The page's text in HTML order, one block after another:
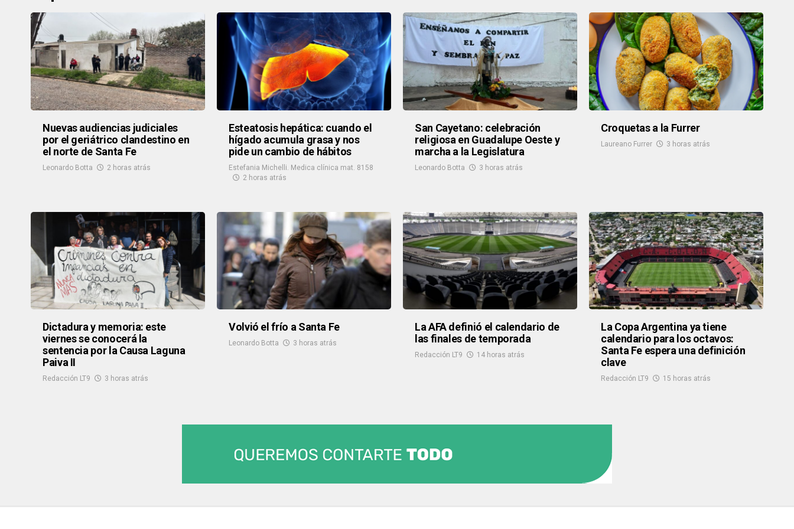
Nuevas audiencias judiciales
por el geriátrico clandestino en
el norte de Santa Fe
Leonardo Botta 2 horas atrás
Esteatosis hepática: cuando el
hígado acumula grasa y nos
pide un cambio de hábitos
Estefania Michelli. Medica clínica mat. 8158
2 horas atrás
San Cayetano: celebración
religiosa en Guadalupe Oeste y
marcha a la Legislatura
Leonardo Botta 3 horas atrás
Croquetas a la Furrer
Laureano Furrer 3 horas atrás
Dictadura y memoria: este
viernes se conocerá la
sentencia por la Causa Laguna
Paiva II
Redacción LT9 3 horas atrás
Volvió el frío a Santa Fe
Leonardo Botta 3 horas atrás
La AFA definió el calendario de
las finales de temporada
Redacción LT9 14 horas atrás
La Copa Argentina ya tiene
calendario para los octavos:
Santa Fe espera una definición
clave
Redacción LT9 15 horas atrás